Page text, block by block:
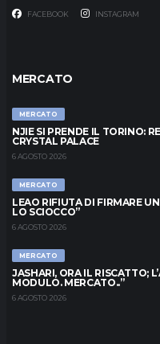
FACEBOOK INSTAGRAM
MERCATO
MERCATO
NJIE SI PRENDE IL TORINO:
CRYSTAL PALACE
6 AGOSTO 2026
MERCATO
LEAO RIFIUTA DI FIRMARE
LO SCIOCCO”
6 AGOSTO 2026
MERCATO
JASHARI, ORA IL RISCATTO;
MODULO. MERCATO..”
6 AGOSTO 2026